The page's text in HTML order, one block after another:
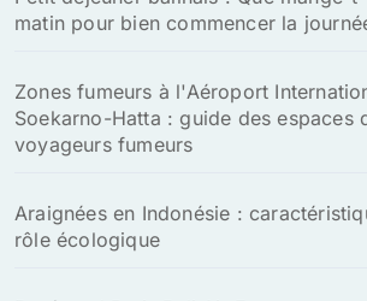
matin pour bien commencer la
Zones fumeurs à l'Aéroport
Soekarno-Hatta : guide des espaces
voyageurs fumeurs
Araignées en Indonésie :
rôle écologique